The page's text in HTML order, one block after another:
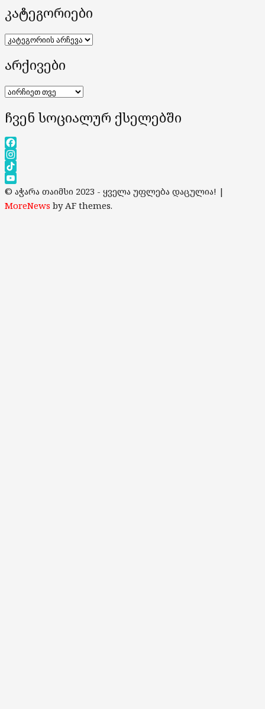
კატეგორიები
კატეგორიები
არქივები
არქივები
ჩვენ სოციალურ ქსელებში
Facebook
Instagram
TikTok
YouTube
Channel
© აჭარა თაიმსი 2023 - ყველა უფლება დაცულია! |
MoreNews by AF themes.